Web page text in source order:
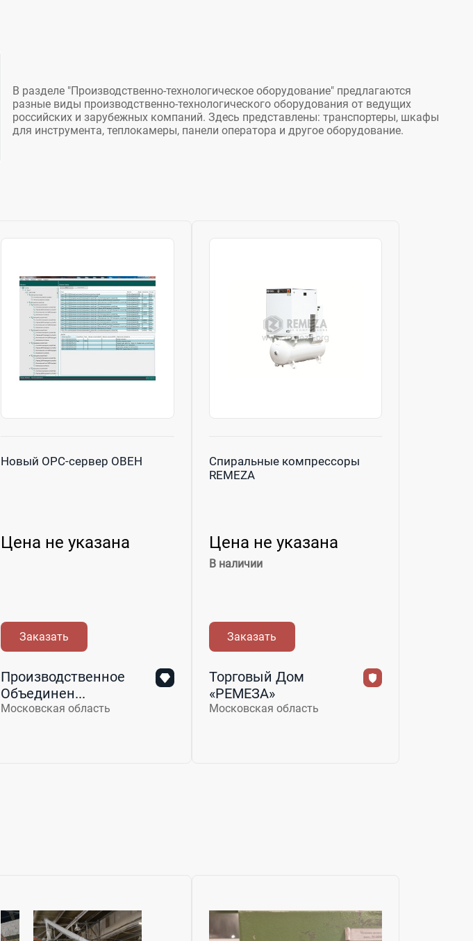
В разделе "Производственно-технологическое оборудование" предлагаются
разные виды производственно-технологического оборудования от ведущих
российских и зарубежных компаний. Здесь представлены: транспортеры, шкафы
для инструмента, теплокамеры, панели оператора и другое оборудование.
Новый OPC-сервер ОВЕН
Цена не указана
Заказать
Производственное
Объединен...
Московская область
Спиральные компрессоры
REMEZA
Цена не указана
В наличии
Заказать
Торговый Дом
«РЕМЕЗА»
Московская область